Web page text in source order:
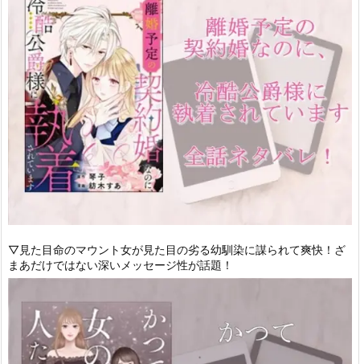
▽見た目命のマウント女が見た目の劣る幼馴染に謀られて爽快！ざ
まあだけではない深いメッセージ性が話題！